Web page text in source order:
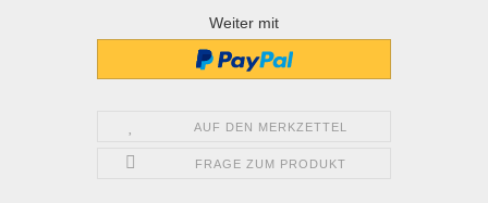
Weiter mit
AUF DEN MERKZETTEL
FRAGE ZUM PRODUKT